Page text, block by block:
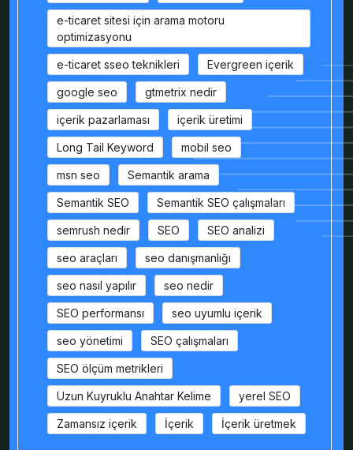
e-ticaret sitesi için arama motoru
optimizasyonu
e-ticaret sseo teknikleri Evergreen içerik
google seo gtmetrix nedir
içerik pazarlaması içerik üretimi
Long Tail Keyword mobil seo
msn seo Semantik arama
Semantik SEO Semantik SEO çalışmaları
semrush nedir SEO SEO analizi
seo araçları seo danışmanlığı
seo nasıl yapılır seo nedir
SEO performansı seo uyumlu içerik
seo yönetimi SEO çalışmaları
SEO ölçüm metrikleri
Uzun Kuyruklu Anahtar Kelime yerel SEO
Zamansız içerik İçerik İçerik üretmek